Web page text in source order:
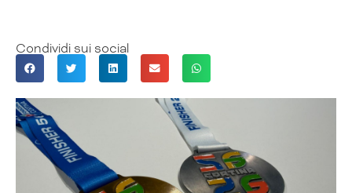
Condividi sui social